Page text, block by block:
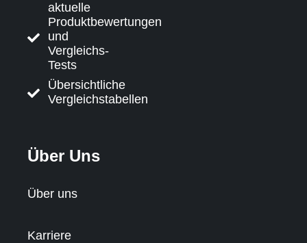
aktuelle
Produktbewertungen
und
Vergleichs-
Tests
Übersichtliche
Vergleichstabellen
Über Uns
Über uns
Karriere